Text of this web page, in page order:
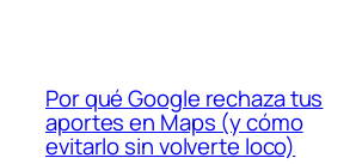
Por qué Google rechaza tus
aportes en Maps (y cómo
evitarlo sin volverte loco)